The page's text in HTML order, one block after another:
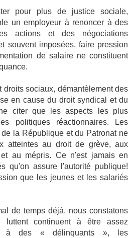
pour plus de justice sociale,
un employeur à renoncer à des
actions et des négociations
souvent imposées, faire pression
de salaire ne constituent
droits sociaux, démantèlement des
en cause du droit syndical et du
citer que les aspects les plus
politiques réactionnaires. Les
la République et du Patronat ne
atteintes au droit de grève, aux
au mépris. Ce n'est jamais en
qu'on assure l'autorité publique!
que les jeunes et les salariés
de temps déjà, nous constatons
continuent à être assez
à des « délinquants », les